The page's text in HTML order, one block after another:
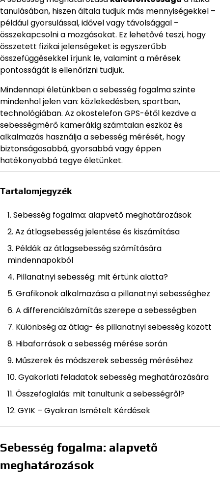
tanulásában, hiszen általa tudjuk más mennyiségekkel –
például gyorsulással, idővel vagy távolsággal –
összekapcsolni a mozgásokat. Ez lehetővé teszi, hogy
összetett fizikai jelenségeket is egyszerűbb
összefüggésekkel írjunk le, valamint a mérések
pontosságát is ellenőrizni tudjuk.
Mindennapi életünkben a sebesség fogalma szinte
mindenhol jelen van: közlekedésben, sportban,
technológiában. Az okostelefon GPS-étől kezdve a
sebességmérő kamerákig számtalan eszköz és
alkalmazás használja a sebesség mérését, hogy
biztonságosabbá, gyorsabbá vagy éppen
hatékonyabbá tegye életünket.
Tartalomjegyzék
Sebesség fogalma: alapvető meghatározások
Az átlagsebesség jelentése és kiszámítása
Példák az átlagsebesség számítására
mindennapokból
Pillanatnyi sebesség: mit értünk alatta?
Grafikonok alkalmazása a pillanatnyi sebességhez
A differenciálszámítás szerepe a sebességben
Különbség az átlag- és pillanatnyi sebesség között
Hibaforrások a sebesség mérése során
Műszerek és módszerek sebesség méréséhez
Gyakorlati feladatok sebesség meghatározására
Összefoglalás: mit tanultunk a sebességről?
GYIK – Gyakran Ismételt Kérdések
Sebesség fogalma: alapvető
meghatározások